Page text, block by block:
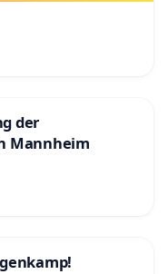
der
Mannheim